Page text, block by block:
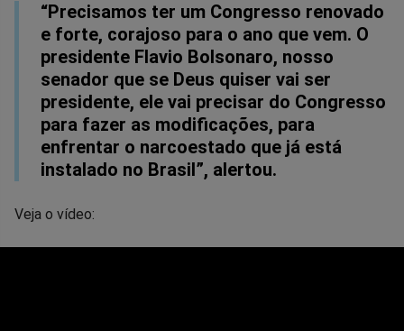
“Precisamos ter um Congresso renovado
e forte, corajoso para o ano que vem. O
presidente Flavio Bolsonaro, nosso
senador que se Deus quiser vai ser
presidente, ele vai precisar do Congresso
para fazer as modificações, para
enfrentar o narcoestado que já está
instalado no Brasil”, alertou.
Veja o vídeo: